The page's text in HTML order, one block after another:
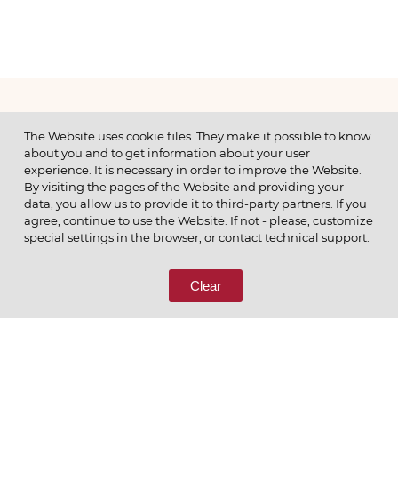
МЕНЮ
© 2026 ОАО
ПОЗВОНИТЕ НАМ
8 (800) 333-65-66
The Website uses cookie files. They make it possible to know
about you and to get information about your user
experience. It is necessary in order to improve the Website.
By visiting the pages of the Website and providing your
data, you allow us to provide it to third-party partners. If you
agree, continue to use the Website. If not - please, customize
special settings in the browser, or contact technical support.
Clear